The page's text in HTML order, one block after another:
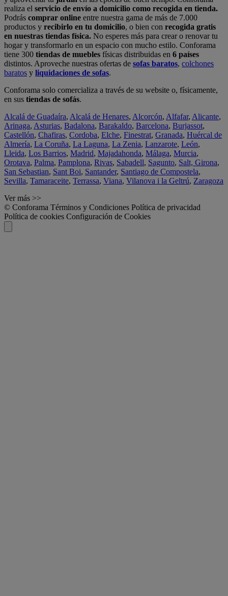
realiza el servicio de envío a domicilio como recogida en tienda.
Podrás comprar online entre nuestra gama de más de 7.000
productos y recibirlo en tu domicilio, o bien con recogida gratis
en nuestras tiendas física. No esperes más para crear o renovar tu
hogar y transformarlo en un espacio con mucho estilo. Conforama
tiene 300 tiendas de muebles físicas distribuidas en 6 países
distintos. Aproveche nuestras ofertas de sofas baratos, colchones
baratos y liquidaciones de sofas.
Conforama solo comercializa a través de su website o, físicamente,
en sus tiendas de sofás.
Alcalá de Guadaíra, Alcalá de Henares, Alcorcón, Alfafar, Alicante,
Arinaga, Asturias, Badalona, Barakaldo, Barcelona, Burjassot,
Castellón, Chafiras, Cordoba, Elche, Finestrat, Granada, Huércal de
Almería, La Coruña, La Laguna, La Zenia, Lanzarote, León,
Lleida, Los Barrios, Madrid, Majadahonda, Málaga, Murcia,
Orotava, Palma, Pamplona, Rivas, Sabadell, Sagunto, Salt, Girona,
San Sebastian, Sant Boi, Santander, Santiago de Compostela,
Sevilla, Tamaraceite, Terrassa, Viana, Vilanova i la Geltrú, Zaragoza
Ver más >>
© Conforama Términos y Condiciones Política de privacidad
Política de cookies Configuración de Cookies